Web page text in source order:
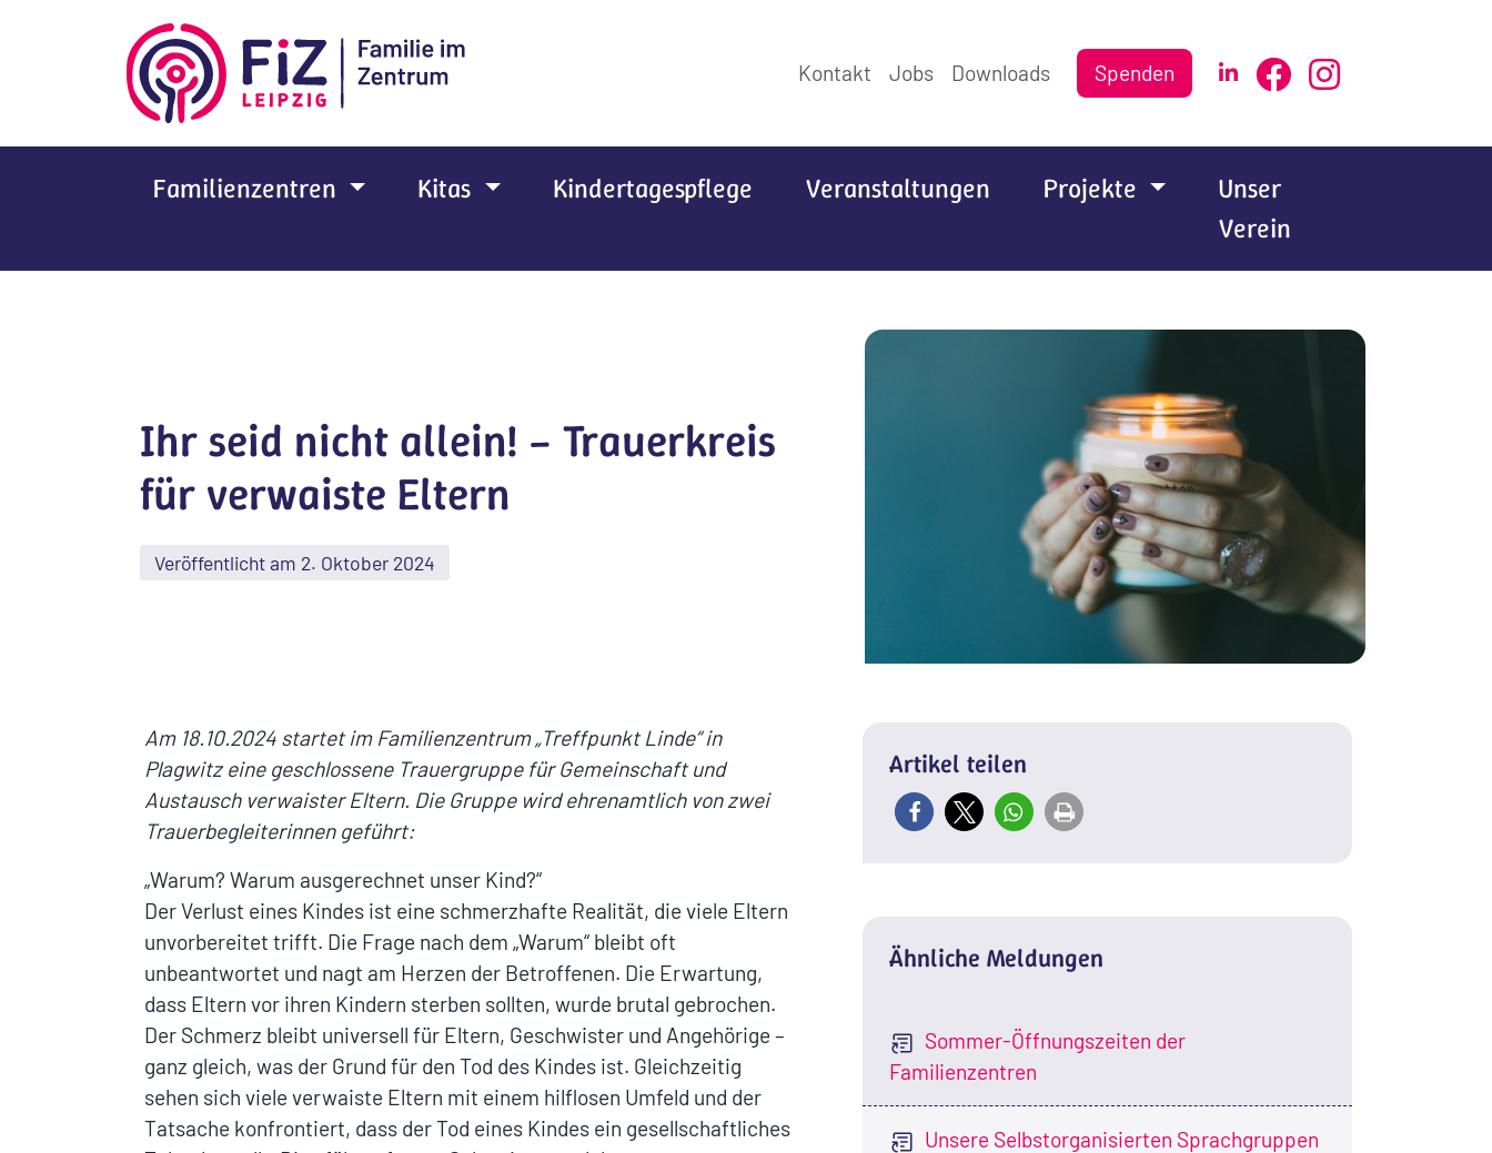
Kontakt Jobs Downloads Spenden
Familienzentren Kitas Kindertagespflege Veranstaltungen Projekte
Unser
Verein
Ihr seid nicht allein! – Trauerkreis
für verwaiste Eltern
Veröffentlicht am 2. Oktober 2024
Am 18.10.2024 startet im Familienzentrum „Treffpunkt Linde“ in
Plagwitz eine geschlossene Trauergruppe für Gemeinschaft und
Austausch verwaister Eltern. Die Gruppe wird ehrenamtlich von zwei
Trauerbegleiterinnen geführt:
„Warum? Warum ausgerechnet unser Kind?“
Der Verlust eines Kindes ist eine schmerzhafte Realität, die viele Eltern
unvorbereitet trifft. Die Frage nach dem „Warum“ bleibt oft
unbeantwortet und nagt am Herzen der Betroffenen. Die Erwartung,
dass Eltern vor ihren Kindern sterben sollten, wurde brutal gebrochen.
Der Schmerz bleibt universell für Eltern, Geschwister und Angehörige –
ganz gleich, was der Grund für den Tod des Kindes ist. Gleichzeitig
sehen sich viele verwaiste Eltern mit einem hilflosen Umfeld und der
Tatsache konfrontiert, dass der Tod eines Kindes ein gesellschaftliches
Artikel teilen
Ähnliche Meldungen
Sommer-Öffnungszeiten der
Familienzentren
Unsere Selbstorganisierten Sprachgruppen